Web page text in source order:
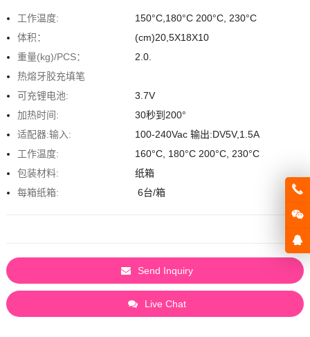
工作温度:
150°C,180°C 200°C, 230°C
体积：
(cm)20,5X18X10
重量(kg)/PCS：
2.0.
热熔牙胶充填笔
可充锂电池:
3.7V
加热时间:
30秒到200°
适配器:输入:
100-240Vac 输出:DV5V,1.5A
工作温度:
160°C, 180°C 200°C, 230°C
包装材料:
纸箱
每箱纸箱:
6台/箱
Send Inquiry
Live Chat